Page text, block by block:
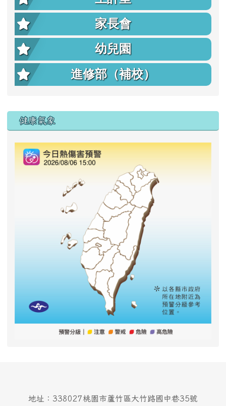
家長會
幼兒園
進修部（補校）
右邊區域內容
健康氣象
地址：338027桃園市蘆竹區大竹路國中巷35號